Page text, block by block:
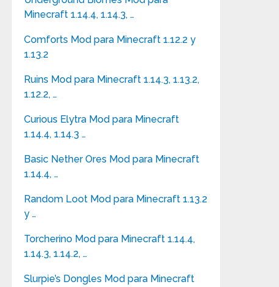
Minecraft 1.14.4, 1.14.3, …
Comforts Mod para Minecraft 1.12.2 y
1.13.2
Ruins Mod para Minecraft 1.14.3, 1.13.2,
1.12.2, …
Curious Elytra Mod para Minecraft
1.14.4, 1.14.3 …
Basic Nether Ores Mod para Minecraft
1.14.4, …
Random Loot Mod para Minecraft 1.13.2
y …
Torcherino Mod para Minecraft 1.14.4,
1.14.3, 1.14.2, …
Slurpie’s Dongles Mod para Minecraft